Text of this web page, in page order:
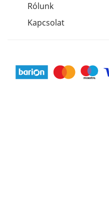
Rólunk
Kapcsolat